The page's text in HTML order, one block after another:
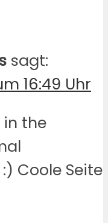
sagt:
16:49 Uhr
in the
Coole Seite